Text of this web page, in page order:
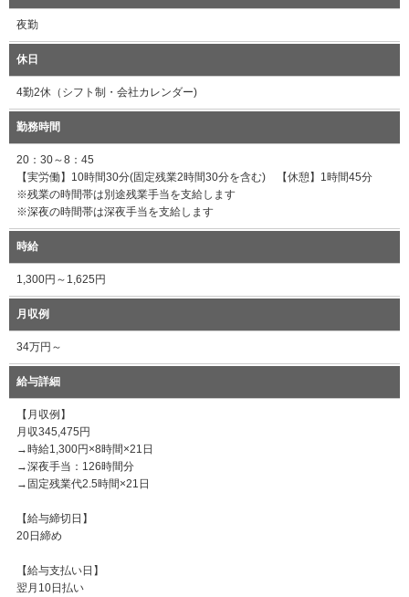
夜勤
休日
4勤2休（シフト制・会社カレンダー)
勤務時間
20：30～8：45
【実労働】10時間30分(固定残業2時間30分を含む) 【休憩】1時間45分
※残業の時間帯は別途残業手当を支給します
※深夜の時間帯は深夜手当を支給します
時給
1,300円～1,625円
月収例
34万円～
給与詳細
【月収例】
月収345,475円
→時給1,300円×8時間×21日
→深夜手当：126時間分
→固定残業代2.5時間×21日
【給与締切日】
20日締め
【給与支払い日】
翌月10日払い